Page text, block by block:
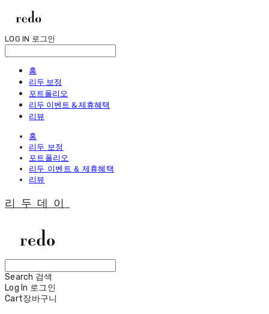
LOG IN 로그인
홈
리두 보정
포트폴리오
리두 이벤트 & 제휴혜택
리뷰
홈
리두 보정
포트폴리오
리두 이벤트 & 제휴혜택
리뷰
리두데이
Search 검색
Log In 로그인
Cart장바구니